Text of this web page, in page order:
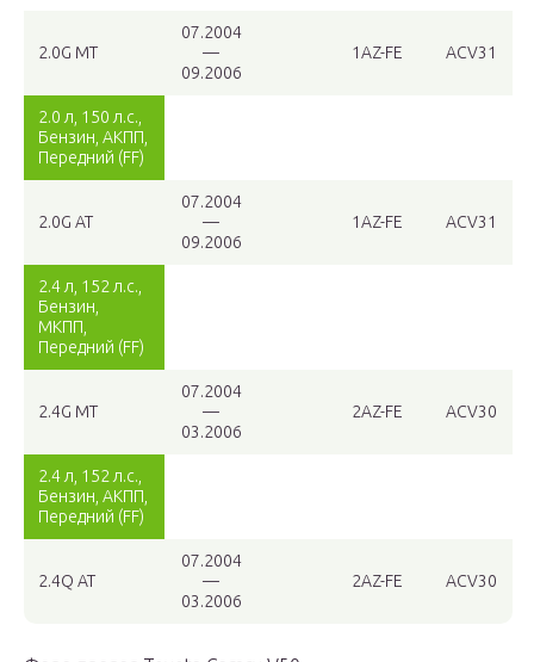
2.0G MT
07.2004
—
09.2006
1AZ-FE ACV31
2.0 л, 150 л.с.,
Бензин, АКПП,
Передний (FF)
2.0G AT
07.2004
—
09.2006
1AZ-FE ACV31
2.4 л, 152 л.с.,
Бензин,
МКПП,
Передний (FF)
2.4G MT
07.2004
—
03.2006
2AZ-FE ACV30
2.4 л, 152 л.с.,
Бензин, АКПП,
Передний (FF)
2.4Q AT
07.2004
—
03.2006
2AZ-FE ACV30